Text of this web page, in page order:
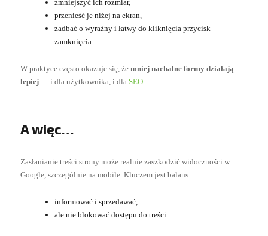
zmniejszyć ich rozmiar,
przenieść je niżej na ekran,
zadbać o wyraźny i łatwy do kliknięcia przycisk
zamknięcia.
W praktyce często okazuje się, żemniej nachalne formy działają
lepiej— i dla użytkownika, i dlaSEO
A więc…
Zasłanianie treści strony może realnie zaszkodzić widoczności w
Google, szczególnie na mobile. Kluczem jest balans:
informować i sprzedawać,
ale nie blokować dostępu do treści.